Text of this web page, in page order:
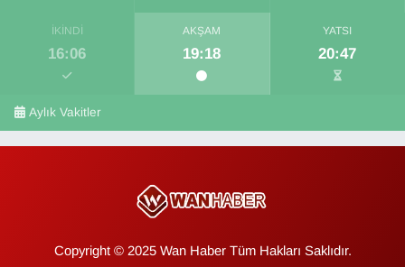
İKINDI
16:06
AKŞAM
19:18
YATSI
20:47
Aylık Vakitler
Copyright © 2025 Wan Haber Tüm Hakları Saklıdır.